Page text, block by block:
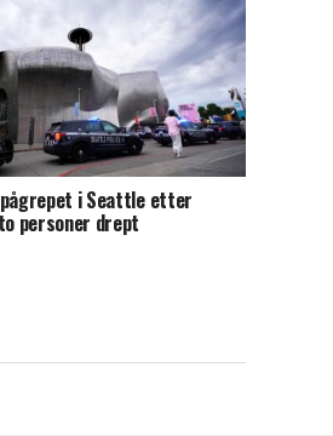
pågrepet i Seattle etter
personer drept